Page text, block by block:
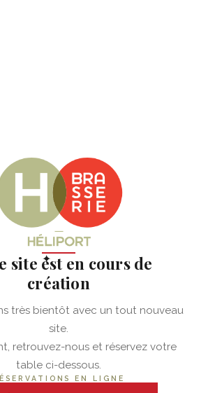
✦
site est en cours de
création
très bientôt avec un tout nouveau
site.
retrouvez-nous et réservez votre
table ci-dessous.
EN LIGNE